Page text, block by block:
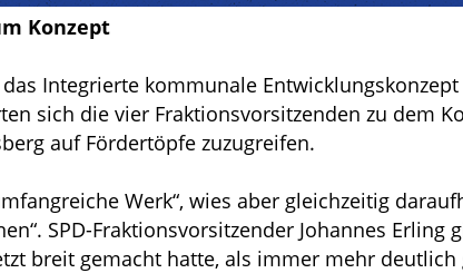
Konzept
Integrierte kommunale
sich die vier Fraktionsvorsitzenden zu dem
auf Fördertöpfe zuzugreifen.
Werk“, wies aber gleichzeitig
SPD-Fraktionsvorsitzender Johannes Erling
breit gemacht hatte, als immer mehr deutlich